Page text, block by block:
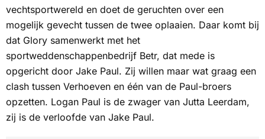
vechtsportwereld en doet de geruchten over een
mogelijk gevecht tussen de twee oplaaien. Daar komt bij
dat Glory samenwerkt met het
sportweddenschappenbedrijf Betr, dat mede is
opgericht door Jake Paul. Zij willen maar wat graag een
clash tussen Verhoeven en één van de Paul-broers
opzetten. Logan Paul is de zwager van Jutta Leerdam,
zij is de verloofde van Jake Paul.